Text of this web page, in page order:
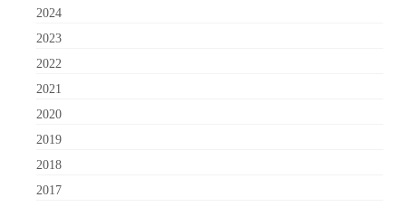
2024
2023
2022
2021
2020
2019
2018
2017